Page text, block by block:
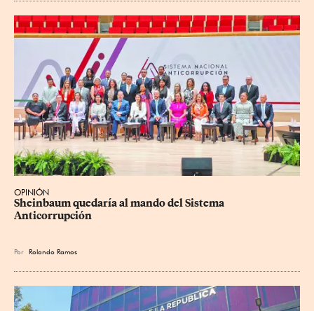
OPINIÓN
Sheinbaum quedaría al mando del Sistema
Anticorrupción
Por Rolando Ramos